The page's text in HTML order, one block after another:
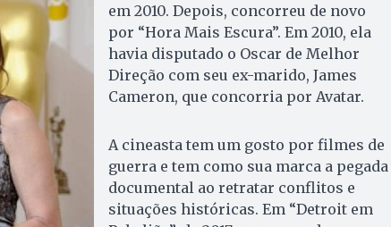
em 2010. Depois, concorreu de novo
por “Hora Mais Escura”. Em 2010, ela
havia disputado o Oscar de Melhor
Direção com seu ex-marido, James
Cameron, que concorria por Avatar.
A cineasta tem um gosto por filmes de
guerra e tem como sua marca a pegada
documental ao retratar conflitos e
situações históricas. Em “Detroit em